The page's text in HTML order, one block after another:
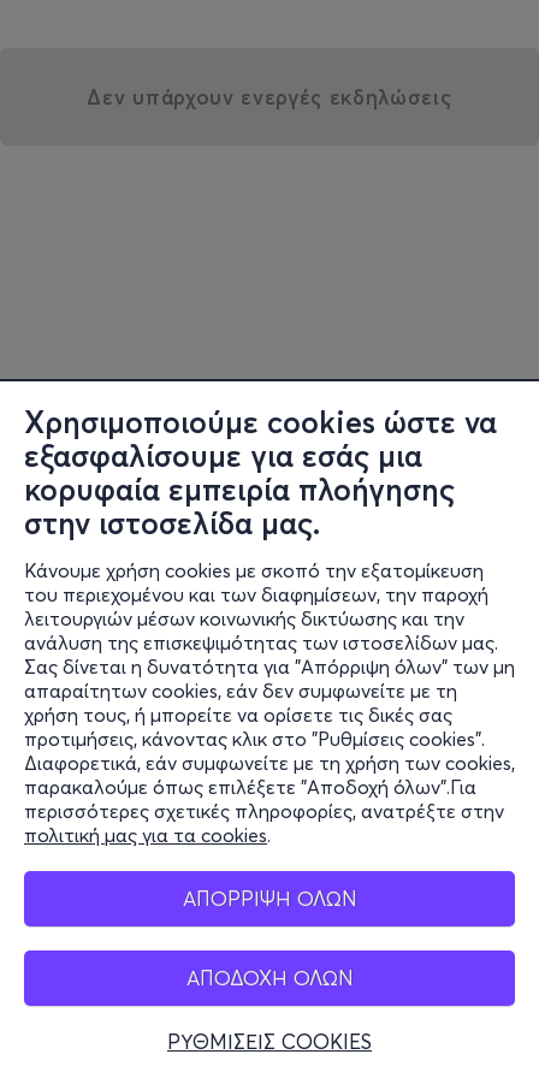
Χρησιμοποιούμε cookies ώστε να
εξασφαλίσουμε για εσάς μια
κορυφαία εμπειρία πλοήγησης
στην ιστοσελίδα μας.
Κάνουμε χρήση cookies με σκοπό την εξατομίκευση
του περιεχομένου και των διαφημίσεων, την παροχή
λειτουργιών μέσων κοινωνικής δικτύωσης και την
ανάλυση της επισκεψιμότητας των ιστοσελίδων μας.
Σας δίνεται η δυνατότητα για "Απόρριψη όλων" των μη
απαραίτητων cookies, εάν δεν συμφωνείτε με τη
χρήση τους, ή μπορείτε να ορίσετε τις δικές σας
προτιμήσεις, κάνοντας κλικ στο "Ρυθμίσεις cookies".
Διαφορετικά, εάν συμφωνείτε με τη χρήση των cookies,
παρακαλούμε όπως επιλέξετε "Αποδοχή όλων".Για
περισσότερες σχετικές πληροφορίες, ανατρέξτε στην
πολιτική μας για τα cookies.
ΑΠΟΡΡΙΨΗ ΟΛΩΝ
ΑΠΟΔΟΧΗ ΟΛΩΝ
ΡΥΘΜΙΣΕΙΣ COOKIES
Δεν υπάρχουν ενεργές εκδηλώσεις